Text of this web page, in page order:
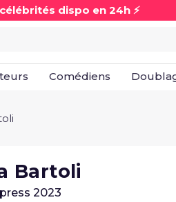
dispo en 24h ⚡
Comédiens
Bartoli
2023